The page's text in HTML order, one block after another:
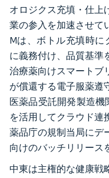
オロジクス充填・仕上
業の参入を加速させて
Mは、ボトル充填時に
に義務付け、品質基準
治療薬向けスマートブ
が償還する電子服薬遵
医薬品受託開発製造
を活用してクラウド連
薬品庁の規制当局にデ
向けのバッチリリース
中東は主権的な健康戦